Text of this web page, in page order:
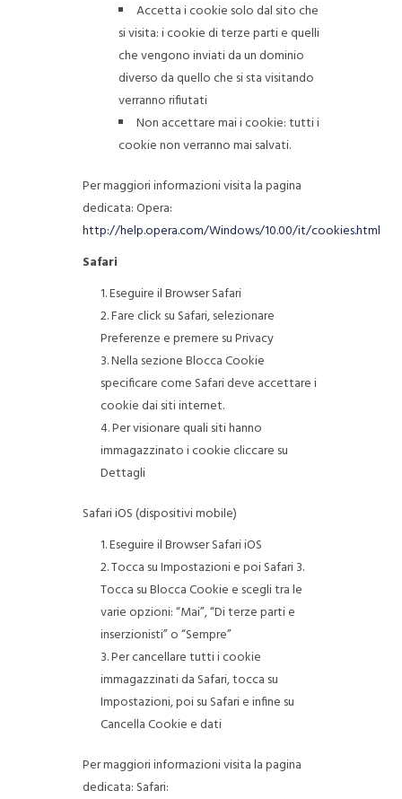
Accetta i cookie solo dal sito che
si visita: i cookie di terze parti e quelli
che vengono inviati da un dominio
diverso da quello che si sta visitando
verranno rifiutati
Non accettare mai i cookie: tutti i
cookie non verranno mai salvati.
Per maggiori informazioni visita la pagina
dedicata: Opera:
http://help.opera.com/Windows/10.00/it/cookies.html
Safari
Eseguire il Browser Safari
Fare click su Safari, selezionare
Preferenze e premere su Privacy
Nella sezione Blocca Cookie
specificare come Safari deve accettare i
cookie dai siti internet.
Per visionare quali siti hanno
immagazzinato i cookie cliccare su
Dettagli
Safari iOS (dispositivi mobile)
Eseguire il Browser Safari iOS
Tocca su Impostazioni e poi Safari 3.
Tocca su Blocca Cookie e scegli tra le
varie opzioni: “Mai”, “Di terze parti e
inserzionisti” o “Sempre”
Per cancellare tutti i cookie
immagazzinati da Safari, tocca su
Impostazioni, poi su Safari e infine su
Cancella Cookie e dati
Per maggiori informazioni visita la pagina
dedicata: Safari: